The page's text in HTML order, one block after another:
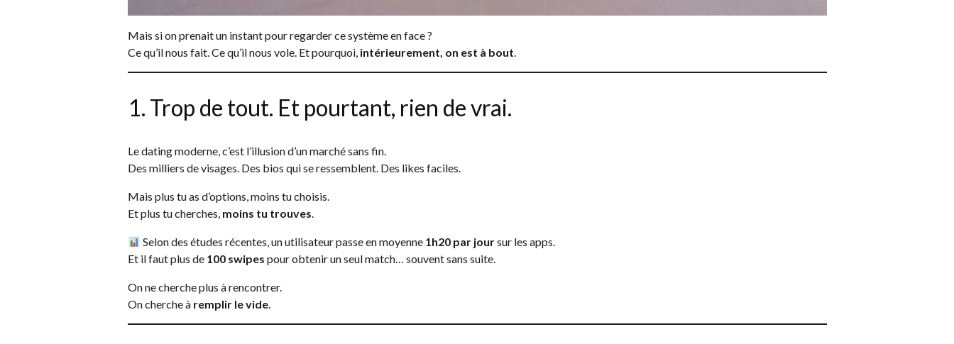
Mais si on prenait un instant pour regarder ce système en face ?
Ce qu’il nous fait. Ce qu’il nous vole. Et pourquoi, intérieurement, on est à bout.
1. Trop de tout. Et pourtant, rien de vrai.
Le dating moderne, c’est l’illusion d’un marché sans fin.
Des milliers de visages. Des bios qui se ressemblent. Des likes faciles.
Mais plus tu as d’options, moins tu choisis.
Et plus tu cherches, moins tu trouves.
Selon des études récentes, un utilisateur passe en moyenne 1h20 par joursur les apps.
Et il faut plus de 100 swipes pour obtenir un seul match… souvent sans suite.
On ne cherche plus à rencontrer.
On cherche à remplir le vide.